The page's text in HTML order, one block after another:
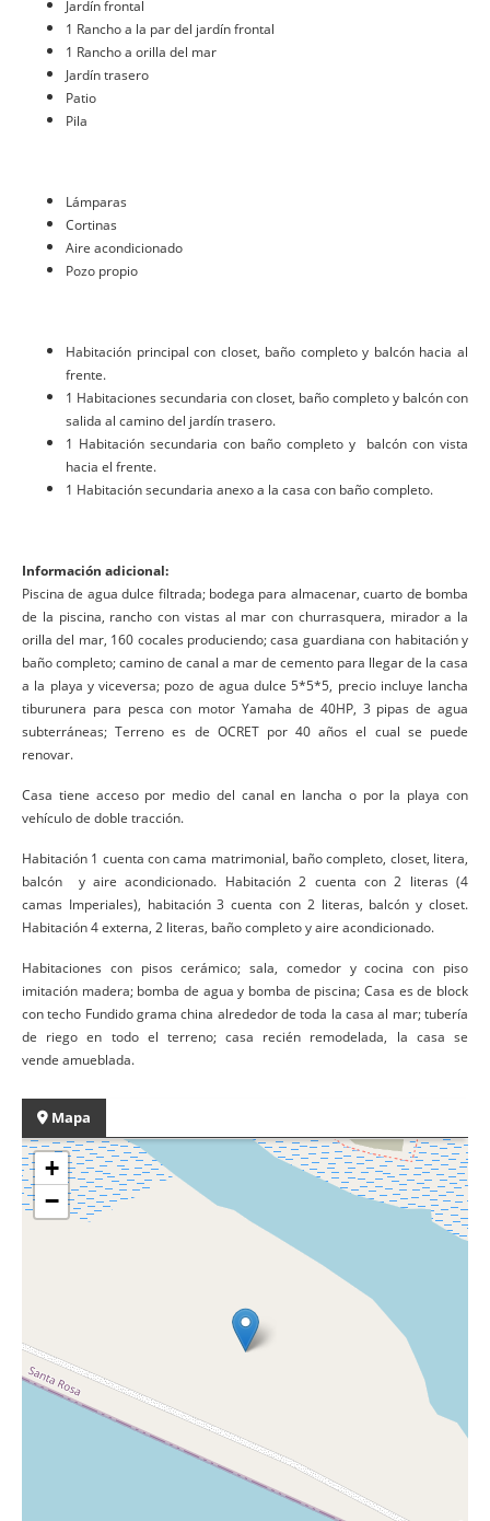
Jardín frontal
1 Rancho a la par del jardín frontal
1 Rancho a orilla del mar
Jardín trasero
Patio
Pila
Lámparas
Cortinas
Aire acondicionado
Pozo propio
Habitación principal con closet, baño completo y balcón hacia al
frente.
1 Habitaciones secundaria con closet, baño completo y balcón con
salida al camino del jardín trasero.
1 Habitación secundaria con baño completo y balcón con vista
hacia el frente.
1 Habitación secundaria anexo a la casa con baño completo.
Información adicional:
Piscina de agua dulce filtrada; bodega para almacenar, cuarto de bomba
de la piscina, rancho con vistas al mar con churrasquera, mirador a la
orilla del mar, 160 cocales produciendo; casa guardiana con habitación y
baño completo; camino de canal a mar de cemento para llegar de la casa
a la playa y viceversa; pozo de agua dulce 5*5*5, precio incluye lancha
tiburunera para pesca con motor Yamaha de 40HP, 3 pipas de agua
subterráneas; Terreno es de OCRET por 40 años el cual se puede
renovar.
Casa tiene acceso por medio del canal en lancha o por la playa con
vehículo de doble tracción.
Habitación 1 cuenta con cama matrimonial, baño completo, closet, litera,
balcón y aire acondicionado. Habitación 2 cuenta con 2 literas (4
camas Imperiales), habitación 3 cuenta con 2 literas, balcón y closet.
Habitación 4 externa, 2 literas, baño completo y aire acondicionado.
Habitaciones con pisos cerámico; sala, comedor y cocina con piso
imitación madera; bomba de agua y bomba de piscina; Casa es de block
con techo Fundido grama china alrededor de toda la casa al mar; tubería
de riego en todo el terreno; casa recién remodelada, la casa se
vende amueblada.
Mapa
+
−